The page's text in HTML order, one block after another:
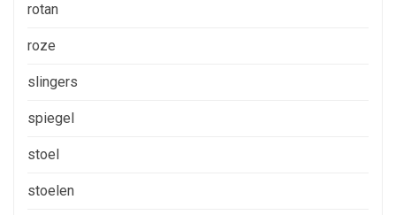
rotan
roze
slingers
spiegel
stoel
stoelen